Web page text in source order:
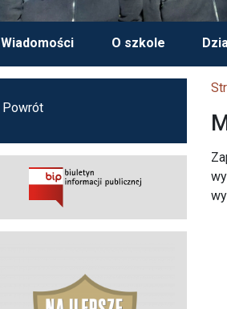
Wiadomości O szkole
Powrót